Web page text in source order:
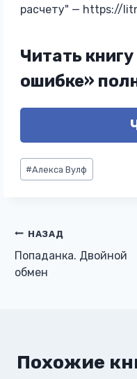
расчету" — https://
Читать
ошибке»
Метки
записи:
#Алекса Вулф
Навигация
по
НАЗАД
Попаданка. Двойной
обмен
Похожие